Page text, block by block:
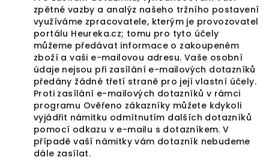
zpětné vazby a analýz našeho tržního postavení
využíváme zpracovatele, kterým je provozovatel
portálu Heureka.cz; tomu pro tyto účely
můžeme předávat informace o zakoupeném
zboží a vaši e-mailovou adresu. Vaše osobní
údaje nejsou při zasílání e-mailových dotazníků
předány žádné třetí straně pro její vlastní účely.
Proti zasílání e-mailových dotazníků v rámci
programu Ověřeno zákazníky můžete kdykoli
vyjádřit námitku odmítnutím dalších dotazníků
pomocí odkazu v e-mailu s dotazníkem. V
případě vaší námitky vám dotazník nebudeme
dále zasílat.